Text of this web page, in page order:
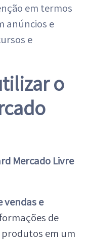
em termos
anúncios e
e
o
Mercado Livre
vendas e
de
em um